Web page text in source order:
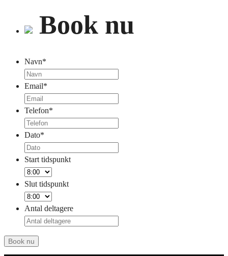
Book nu
Navn*
Email*
Telefon*
Dato*
Start tidspunkt
Slut tidspunkt
Antal deltagere